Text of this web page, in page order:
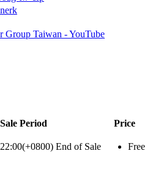
Group Taiwan - YouTube
Sale Period
Price
End of Sale Free